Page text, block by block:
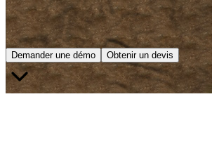
Demander une démo Obtenir un devis